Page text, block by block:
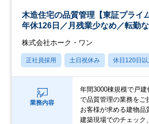
木造住宅の品質管理【東証プライ
年休126日／月残業少なめ／転勤な
株式会社ホーク・ワン
正社員採用 土日祝休み 休日120日以
業務内容
年間3000棟規模で戸
で品質管理の業務をご
お客様が求める建物品
建築現場でのチェック